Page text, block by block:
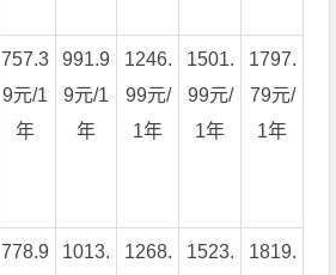
757.3
9元/1
年
991.9
9元/1
年
1246.
99元/
1年
1501.
99元/
1年
1797.
79元/
1年
778.9
1013.
1268.
1523.
1819.